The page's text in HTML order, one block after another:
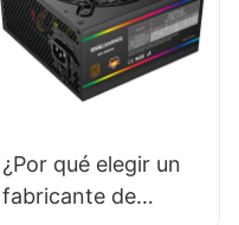
¿Por qué elegir un
fabricante de